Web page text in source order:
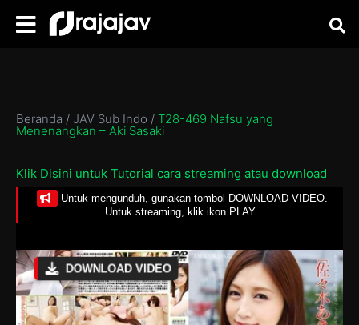
Beranda / JAV Sub Indo / T28-469 Nafsu yang
Menenangkan – Aki Sasaki
Klik Disini untuk Tutorial cara streaming atau download